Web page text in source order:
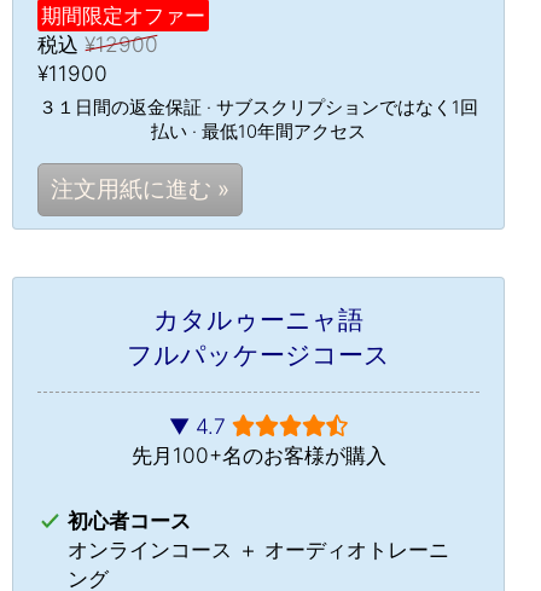
期間限定オファー
税込 ¥12900
¥11900
３１日間の返金保証 · サブスクリプションではなく1回
払い · 最低10年間アクセス
注文用紙に進む »
カタルゥーニャ語
フルパッケージコース
▼ 4.7
先月100+名のお客様が購入
初心者コース
オンラインコース ＋ オーディオトレーニ
ング
チャット »